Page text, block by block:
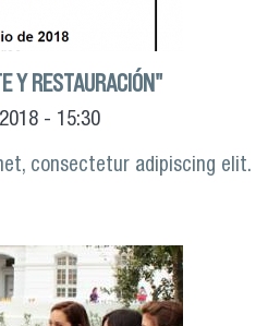
Y RESTAURACIÓN"
- 15:30
consectetur adipiscing elit.